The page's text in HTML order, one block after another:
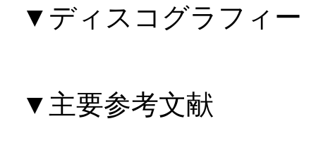
▼ディスコグラフィー
▼主要参考文献